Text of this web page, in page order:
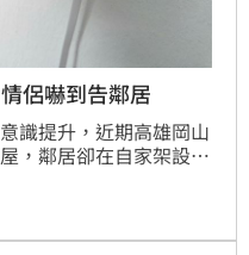
侶嚇到告鄰居
識提升，近期高雄岡山
，鄰居卻在自家架設監
，是為「防範住家遭